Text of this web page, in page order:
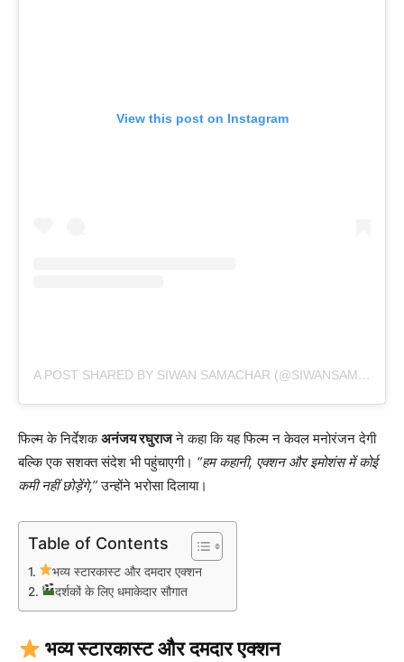
View this post on Instagram
A POST SHARED BY SIWAN SAMACHAR (@SIWANSAMACHAR)
फिल्म के निर्देशकअनंजय रघुराजने कहा कि यह फिल्म न केवल मनोरंजन देगी
बल्कि एक सशक्त संदेश भी पहुंचाएगी। “हम कहानी, एक्शन और इमोशंस में कोई
कमी नहीं छोड़ेंगे,”उन्होंने भरोसा दिलाया।
Table of Contents
भव्य स्टारकास्ट और दमदार एक्शन
दर्शकों के लिए धमाकेदार सौगात
भव्य स्टारकास्ट और दमदार एक्शन